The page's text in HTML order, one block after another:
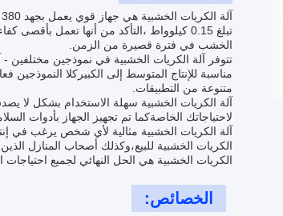
الخشب في فترة قصيرة من الزمن.
تتوفر آلة الكريات الخشبية في نموذجين مختلفين
مناسبة للإنتاج المتوسط إلى الكبيركلا
متنوعة من التطبيقات.
آلة الكريات الخشبية سهلة الاستخدام بشكل لا
لاحتياجاتك الخاصةكما تم تجهيز الجهاز بأدوات
آلة الكريات الخشبية مثالية لأي شخص يرغب في
الكريات الخشبية للبيع،وكذلك أصحاب المنازل
الكريات الخشبية هي الحل النهائي لجميع
الخصائص: